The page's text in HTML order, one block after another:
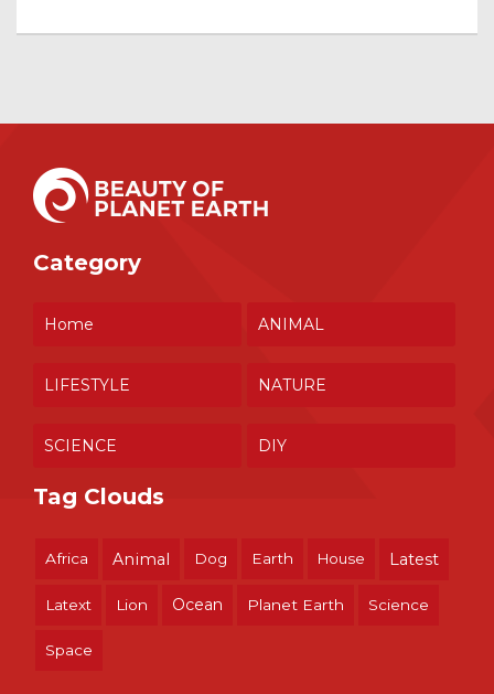
Category
Home ANIMAL
LIFESTYLE NATURE
SCIENCE DIY
Tag Clouds
Africa Animal Dog Earth House Latest
Latext Lion Ocean Planet Earth Science
Space